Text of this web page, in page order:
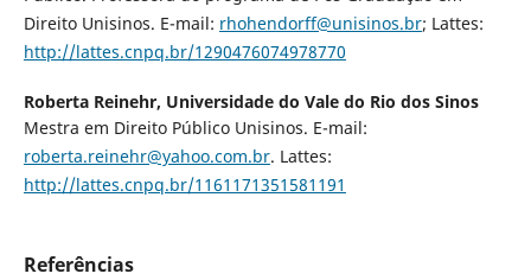
Direito Unisinos. E-mail: rhohendorff@unisinos.br; Lattes:
http://lattes.cnpq.br/1290476074978770
Roberta Reinehr, Universidade do Vale do Rio dos Sinos
Mestra em Direito Público Unisinos. E-mail:
roberta.reinehr@yahoo.com.br. Lattes:
http://lattes.cnpq.br/1161171351581191
Referências